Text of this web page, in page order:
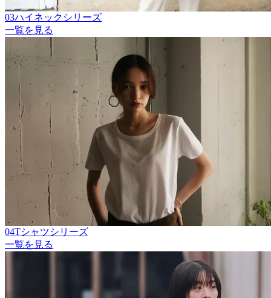
03ハイネックシリーズ
一覧を見る
04Tシャツシリーズ
一覧を見る